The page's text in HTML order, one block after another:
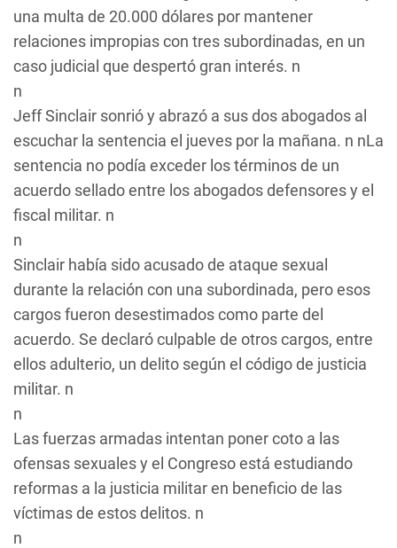
una multa de 20.000 dólares por mantener
relaciones impropias con tres subordinadas, en un
caso judicial que despertó gran interés. n
n
Jeff Sinclair sonrió y abrazó a sus dos abogados al
escuchar la sentencia el jueves por la mañana. n nLa
sentencia no podía exceder los términos de un
acuerdo sellado entre los abogados defensores y el
fiscal militar. n
n
Sinclair había sido acusado de ataque sexual
durante la relación con una subordinada, pero esos
cargos fueron desestimados como parte del
acuerdo. Se declaró culpable de otros cargos, entre
ellos adulterio, un delito según el código de justicia
militar. n
n
Las fuerzas armadas intentan poner coto a las
ofensas sexuales y el Congreso está estudiando
reformas a la justicia militar en beneficio de las
víctimas de estos delitos. n
n